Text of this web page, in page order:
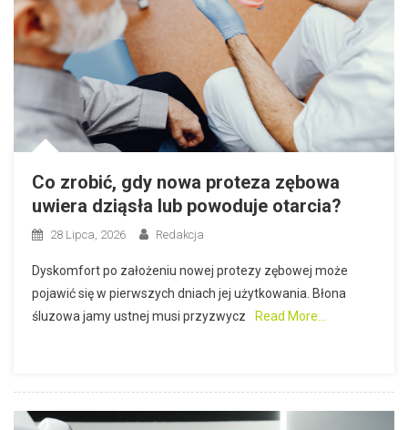
Co zrobić, gdy nowa proteza zębowa
uwiera dziąsła lub powoduje otarcia?
28 Lipca, 2026 Redakcja
Dyskomfort po założeniu nowej protezy zębowej może
pojawić się w pierwszych dniach jej użytkowania. Błona
śluzowa jamy ustnej musi przyzwycz
Read More…